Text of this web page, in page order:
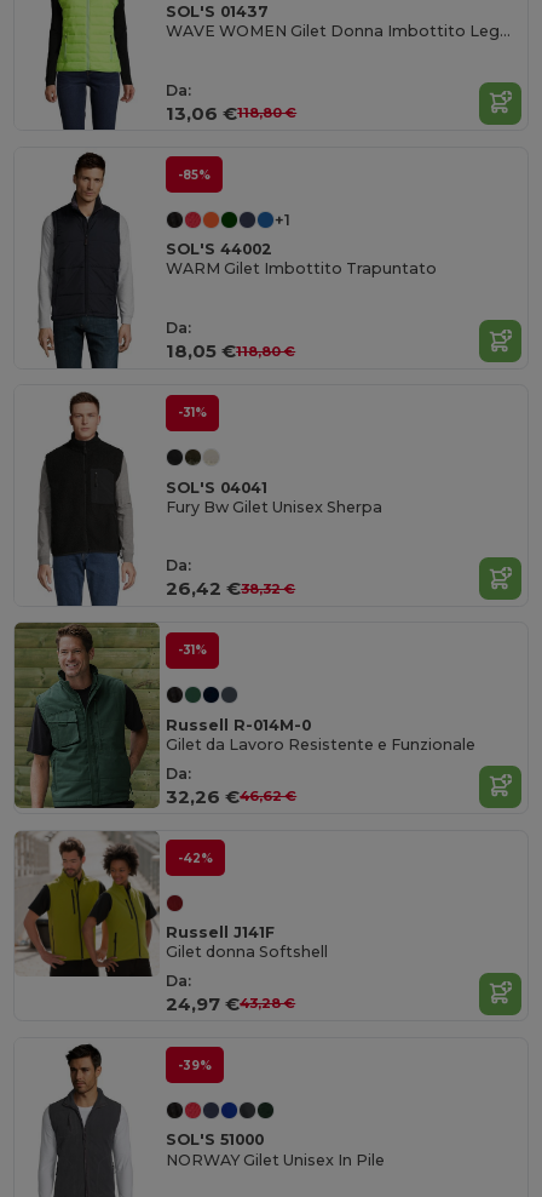
SOL'S 01437
WAVE WOMEN Gilet Donna Imbottito Leggero
Da:
13,06 €118,80 €
-85%
+1
SOL'S 44002
WARM Gilet Imbottito Trapuntato
Da:
18,05 €118,80 €
-31%
SOL'S 04041
Fury Bw Gilet Unisex Sherpa
Da:
26,42 €38,32 €
-31%
Russell R-014M-0
Gilet da Lavoro Resistente e Funzionale
Da:
32,26 €46,62 €
-42%
Russell J141F
Gilet donna Softshell
Da:
24,97 €43,28 €
-39%
SOL'S 51000
NORWAY Gilet Unisex In Pile